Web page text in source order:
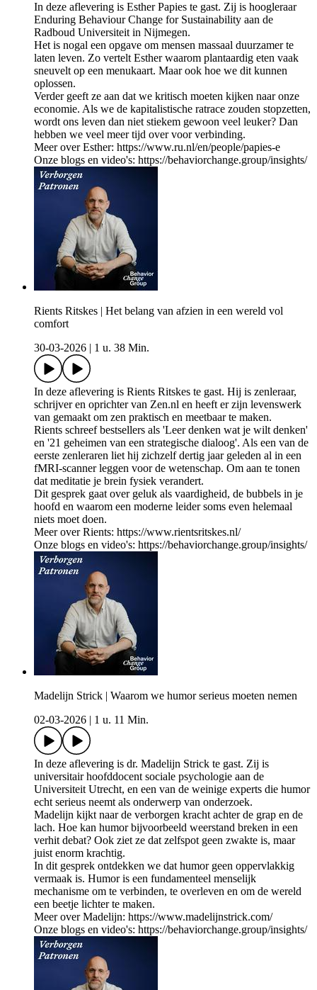
In deze aflevering is Esther Papies te gast. Zij is hoogleraar
Enduring Behaviour Change for Sustainability aan de
Radboud Universiteit in Nijmegen.
Het is nogal een opgave om mensen massaal duurzamer te
laten leven. Zo vertelt Esther waarom plantaardig eten vaak
sneuvelt op een menukaart. Maar ook hoe we dit kunnen
oplossen.
Verder geeft ze aan dat we kritisch moeten kijken naar onze
economie. Als we de kapitalistische ratrace zouden stopzetten,
wordt ons leven dan niet stiekem gewoon veel leuker? Dan
hebben we veel meer tijd over voor verbinding.
Meer over Esther: https://www.ru.nl/en/people/papies-e
Onze blogs en video's: https://behaviorchange.group/insights/
Rients Ritskes | Het belang van afzien in een wereld vol
comfort
30-03-2026
1 u. 38 Min.
In deze aflevering is Rients Ritskes te gast. Hij is zenleraar,
schrijver en oprichter van Zen.nl en heeft er zijn levenswerk
van gemaakt om zen praktisch en meetbaar te maken.
Rients schreef bestsellers als 'Leer denken wat je wilt denken'
en '21 geheimen van een strategische dialoog'. Als een van de
eerste zenleraren liet hij zichzelf dertig jaar geleden al in een
fMRI-scanner leggen voor de wetenschap. Om aan te tonen
dat meditatie je brein fysiek verandert.
Dit gesprek gaat over geluk als vaardigheid, de bubbels in je
hoofd en waarom een moderne leider soms even helemaal
niets moet doen.
Meer over Rients: https://www.rientsritskes.nl/
Onze blogs en video's: https://behaviorchange.group/insights/
Madelijn Strick | Waarom we humor serieus moeten nemen
02-03-2026
1 u. 11 Min.
In deze aflevering is dr. Madelijn Strick te gast. Zij is
universitair hoofddocent sociale psychologie aan de
Universiteit Utrecht, en een van de weinige experts die humor
echt serieus neemt als onderwerp van onderzoek.
Madelijn kijkt naar de verborgen kracht achter de grap en de
lach. Hoe kan humor bijvoorbeeld weerstand breken in een
verhit debat? Ook ziet ze dat zelfspot geen zwakte is, maar
juist enorm krachtig.
In dit gesprek ontdekken we dat humor geen oppervlakkig
vermaak is. Humor is een fundamenteel menselijk
mechanisme om te verbinden, te overleven en om de wereld
een beetje lichter te maken.
Meer over Madelijn: https://www.madelijnstrick.com/
Onze blogs en video's: https://behaviorchange.group/insights/